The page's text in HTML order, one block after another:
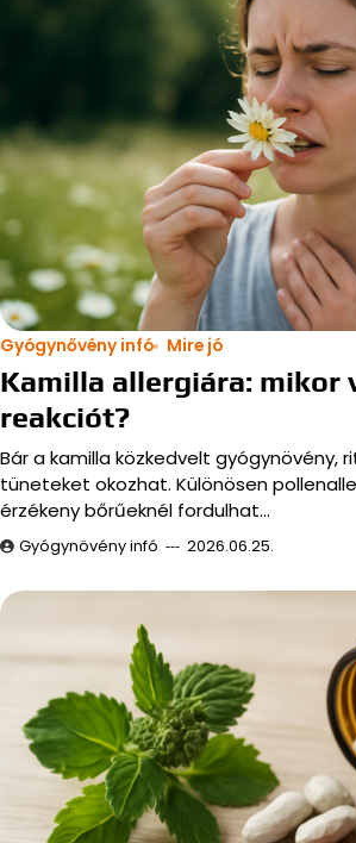
Gyógynővény infó Mire jó
Kamilla allergiára: mikor
reakciót?
Bár a kamilla közkedvelt gyógynövény,
tüneteket okozhat. Különösen
érzékeny bőrűeknél fordulhat…
Gyógynövény infó 2026.06.25.